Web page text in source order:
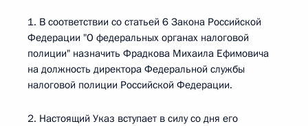
1. В соответствии со статьей 6 Закона Российской
Федерации "О федеральных органах налоговой
полиции" назначить Фрадкова Михаила Ефимовича
на должность директора Федеральной службы
налоговой полиции Российской Федерации.
2. Настоящий Указ вступает в силу со дня его